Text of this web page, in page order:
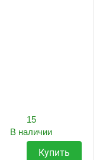
15
В наличии
Купить